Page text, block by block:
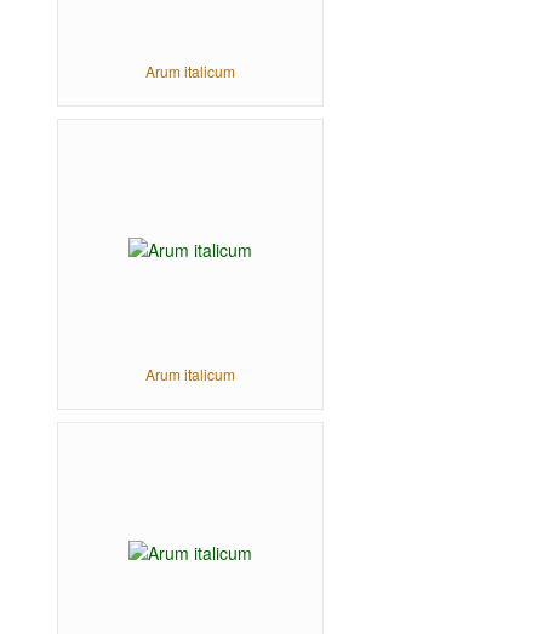
Arum italicum
Arum italicum